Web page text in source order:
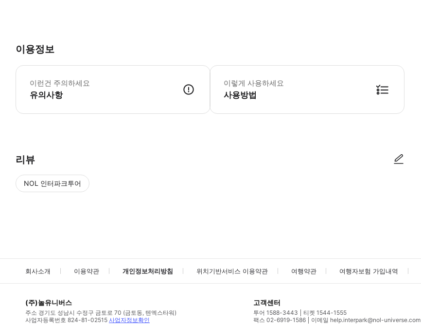
이용정보
이런건 주의하세요
유의사항
이렇게 사용하세요
사용방법
리뷰
NOL 인터파크투어
회사소개 이용약관 개인정보처리방침 위치기반서비스 이용약관 여행약관 여행자보험 가입내역
(주)놀유니버스
주소 경기도 성남시 수정구 금토로 70 (금토동, 텐엑스타워)
사업자등록번호 824-81-02515 사업자정보확인
고객센터
투어 1588-3443
티켓 1544-1555
팩스 02-6919-1586
이메일 help.interpark@nol-universe.com